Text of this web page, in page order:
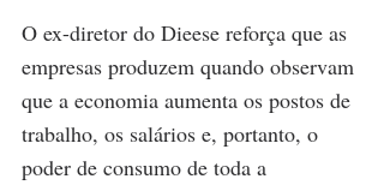
O ex-diretor do Dieese reforça que as
empresas produzem quando observam
que a economia aumenta os postos de
trabalho, os salários e, portanto, o
poder de consumo de toda a